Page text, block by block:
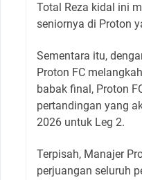
Total Reza kidal ini
seniornya di Proton
Sementara itu,
Proton FC
babak final, Proton
pertandingan yang
2026 untuk Leg 2.
Terpisah, Manajer
perjuangan seluruh